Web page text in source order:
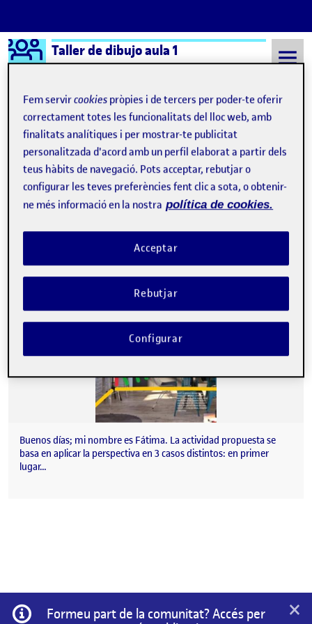
Saltar al contingut
Logo Ágora
Taller de dibujo aula 1
Semestre 20221 - Aula 1 Fatima Llabrés Bordoy
Fatima Llabrés Bordoy
La conciencia de entender el espacio
Publicat per
Fatima Llabrés Bordoy
Data de publicació2 comentaris
Buenos días; mi nombre es Fátima. La actividad propuesta se
basa en aplicar la perspectiva en 3 casos distintos: en primer
lugar…
Informació
Formeu part de la comunitat? Accés per
×
Fem servircookies pròpies i de tercers per poder-te oferir
correctament totes les funcionalitats del lloc web, amb
finalitats analítiques i per mostrar-te publicitat
personalitzada d'acord amb un perfil elaborat a partir dels
teus hàbits de navegació. Pots acceptar, rebutjar o
configurar les teves preferències fent clic a sota, o obtenir-
ne més informació en la nostra política de cookies.
Rebutjar
Acceptar
Configurar